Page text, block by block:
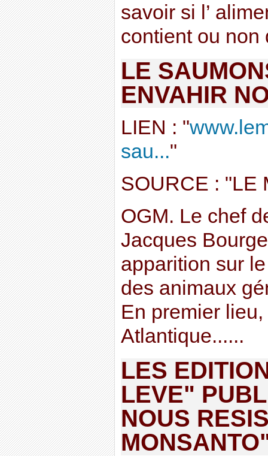
savoir si l’
contient ou non
LE
ENVAHIR
LIEN : "
sau..."
SOURCE : "LE
OGM. Le chef
Jacques
apparition sur
des animaux
En premier lieu,
Atlantique......
LES
LEVE"
NOUS